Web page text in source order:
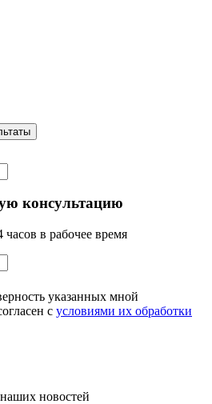
консультацию
в рабочее время
указанных мной
с условиями их обработки
новостей